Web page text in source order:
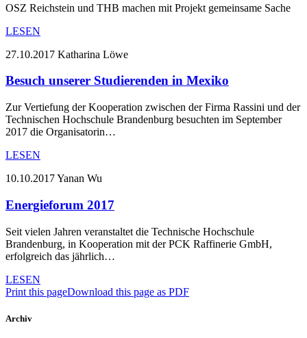
OSZ Reichstein und THB machen mit Projekt gemeinsame Sache
LESEN
27.10.2017 Katharina Löwe
Besuch unserer Studierenden in Mexiko
Zur Vertiefung der Kooperation zwischen der Firma Rassini und der
Technischen Hochschule Brandenburg besuchten im September
2017 die Organisatorin…
LESEN
10.10.2017Yanan Wu
Energieforum 2017
Seit vielen Jahren veranstaltet die Technische Hochschule
Brandenburg, in Kooperation mit der PCK Raffinerie GmbH,
erfolgreich das jährlich…
LESEN
Print this pageDownload this page as PDF
Archiv